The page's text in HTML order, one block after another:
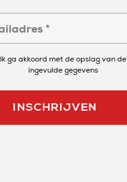
Ik ga akkoord met de opslag van de
ingevulde gegevens